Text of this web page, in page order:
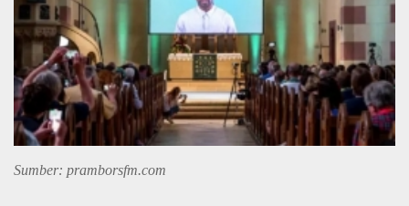
Sumber: pramborsfm.com